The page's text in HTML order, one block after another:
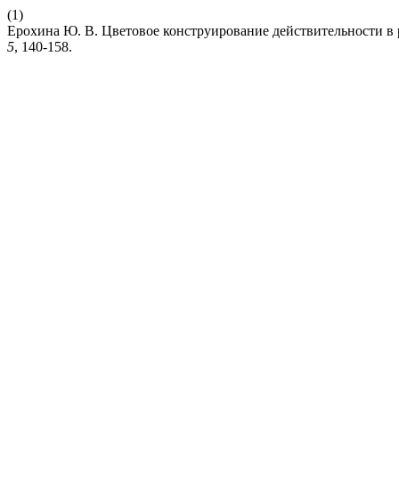
(1)
Ерохина Ю. В. Цветовое конструирование действительности
5, 140-158.